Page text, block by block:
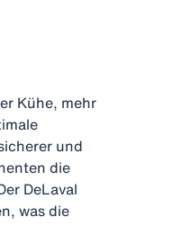
Kühe, mehr
und
die
DeLaval
was die